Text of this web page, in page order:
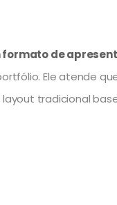
de
Ele atende
tradicional